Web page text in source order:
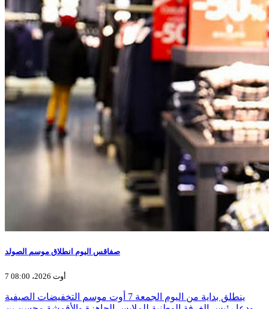
صفاقس اليوم انطلاق موسم الصولد
7 أوت 2026، 08:00
ينطلق بداية من اليوم الجمعة 7 أوت موسم التخفيضات الصيفية